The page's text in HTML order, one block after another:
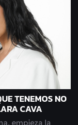
TENEMOS NO
CAVA
empieza la